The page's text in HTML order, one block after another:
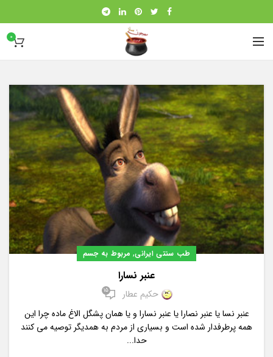
0
طب سنتی ایرانی, مربوط به جسم
عنبر نسارا
حکیم عطار 15
عنبر نسا یا عنبر نصارا یا عنبر نسارا و یا همان پشگل الاغ ماده چرا این
همه پرطرفدار شده است و بسیاری از مردم به همدیگر توصیه می کنند
حدا...